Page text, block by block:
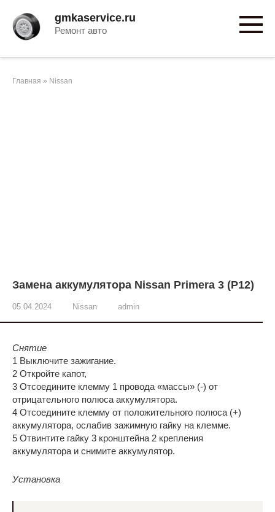
контенту
gmkaservice.ru
Ремонт авто
Главная » Nissan
Замена аккумулятора Nissan Primera 3 (P12)
05.04.2024 Nissan admin
Снятие
1 Выключите зажигание.
2 Откройте капот,
3 Отсоедините клемму 1 провода «массы» (-) от
отрицательного полюса аккумулятора.
4 Отсоедините клемму от положительного полюса (+)
аккумулятора, ослабив зажимную гайку на клемме.
5 Отвинтите гайку 3 кронштейна 2 крепления
аккумулятора и снимите аккумулятор.
Установка